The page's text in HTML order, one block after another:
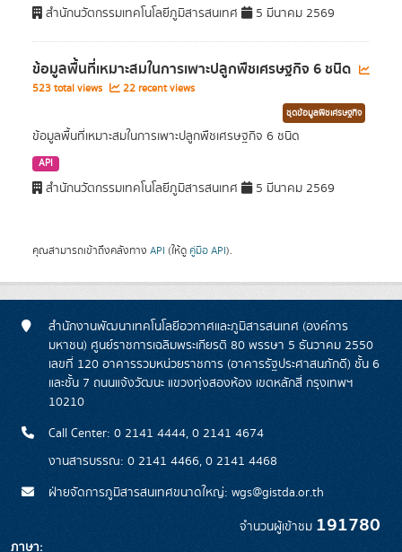
สำนักนวัตกรรมเทคโนโลยีภูมิสารสนเทศ 5 มีนาคม 2569
ข้อมูลพื้นที่เหมาะสมในการเพาะปลูกพืชเศรษฐกิจ 6 ชนิด
523 total views 22 recent views
ชุดข้อมูลพืชเศรษฐกิจ
ข้อมูลพื้นที่เหมาะสมในการเพาะปลูกพืชเศรษฐกิจ 6 ชนิด
API
สำนักนวัตกรรมเทคโนโลยีภูมิสารสนเทศ 5 มีนาคม 2569
คุณสามารถเข้าถึงคลังทาง API (ให้ดู คู่มือ API).
สำนักงานพัฒนาเทคโนโลยีอวกาศและภูมิสารสนเทศ (องค์การ
มหาชน) ศูนย์ราชการเฉลิมพระเกียรติ 80 พรรษา 5 ธันวาคม 2550
เลขที่ 120 อาคารรวมหน่วยราชการ (อาคารรัฐประศาสนภักดี) ชั้น 6
และชั้น 7 ถนนแจ้งวัฒนะ แขวงทุ่งสองห้อง เขตหลักสี่ กรุงเทพฯ
10210
Call Center: 0 2141 4444, 0 2141 4674
งานสารบรรณ: 0 2141 4466, 0 2141 4468
ฝ่ายจัดการภูมิสารสนเทศขนาดใหญ่: wgs@gistda.or.th
จำนวนผู้เข้าชม 191780
ภาษา